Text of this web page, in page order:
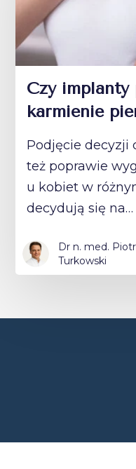
Czy implanty
karmienie
Podjęcie decyzji
też poprawie
u kobiet w
decydują się na…
Dr n. med. Piotr
Turkowski